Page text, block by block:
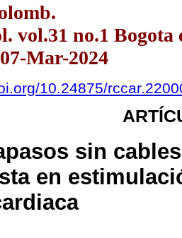
vol.31 no.1 Bogota
Mar-2024
10.24875/
sin
en